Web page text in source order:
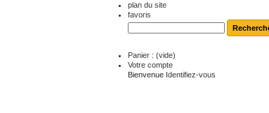
plan du site
favoris
Panier : (vide)
Votre compte
Bienvenue Identifiez-vous